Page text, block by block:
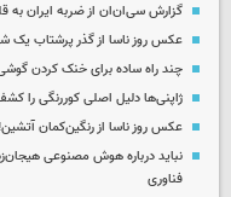
گزارش سی‌ان‌ان از ضربه ایران
عکس روز ناسا از گذر پرشتاب
چند راه‌ ساده برای خنک کردن
ژاپنی‌ها دلیل اصلی کوررنگی را
عکس روز ناسا از رنگین‌کمان آتشین!
نباید درباره هوش مصنوعی
فناوری